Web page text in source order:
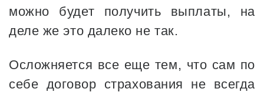
можно будет получить выплаты, на
деле же это далеко не так.
Осложняется все еще тем, что сам по
себе договор страхования не всегда